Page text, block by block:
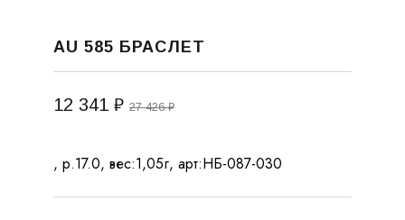
AU 585 БРАСЛЕТ
12 341 ₽ 27 426 ₽
, р.17.0, вес:1,05г, арт:НБ-087-030